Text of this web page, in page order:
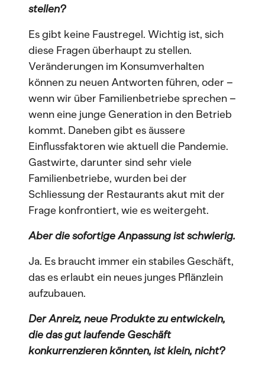
stellen?
Es gibt keine Faustregel. Wichtig ist, sich
diese Fragen überhaupt zu stellen.
Veränderungen im Konsumverhalten
können zu neuen Antworten führen, oder –
wenn wir über Familienbetriebe sprechen –
wenn eine junge Generation in den Betrieb
kommt. Daneben gibt es äussere
Einflussfaktoren wie aktuell die Pandemie.
Gastwirte, darunter sind sehr viele
Familienbetriebe, wurden bei der
Schliessung der Restaurants akut mit der
Frage konfrontiert, wie es weitergeht.
Aber die sofortige Anpassung ist schwierig.
Ja. Es braucht immer ein stabiles Geschäft,
das es erlaubt ein neues junges Pflänzlein
aufzubauen.
Der Anreiz, neue Produkte zu entwickeln,
die das gut laufende Geschäft
konkurrenzieren könnten, ist klein, nicht?